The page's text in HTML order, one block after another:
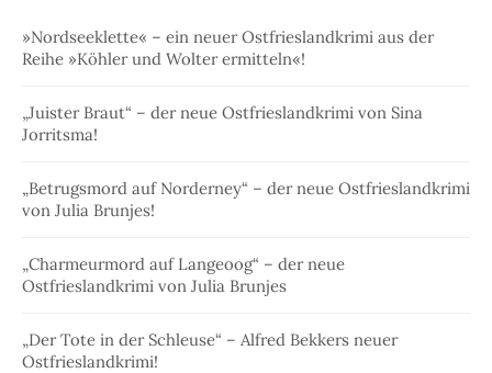
»Nordseeklette« – ein neuer Ostfrieslandkrimi aus der
Reihe »Köhler und Wolter ermitteln«!
„Juister Braut“ – der neue Ostfrieslandkrimi von Sina
Jorritsma!
„Betrugsmord auf Norderney“ – der neue Ostfrieslandkrimi
von Julia Brunjes!
„Charmeurmord auf Langeoog“ – der neue
Ostfrieslandkrimi von Julia Brunjes
„Der Tote in der Schleuse“ – Alfred Bekkers neuer
Ostfrieslandkrimi!